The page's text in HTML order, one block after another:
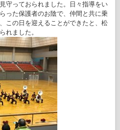
守っておられました。日々指導をい
った保護者のお陰で、仲間と共に乗
この日を迎えることができたと、松
れました。